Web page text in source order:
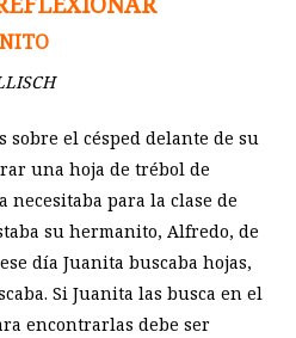
sobre el césped delante de su
una hoja de trébol de
para la clase de
su hermanito, Alfredo, de
día Juanita buscaba hojas,
Si Juanita las busca en el
encontrarlas debe ser